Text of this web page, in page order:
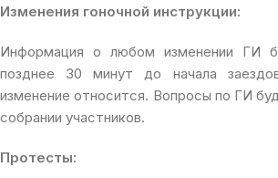
Изменения гоночной инструкции:
Информация о любом изменении ГИ
позднее 30 минут до начала
изменение относится. Вопросы по ГИ
собрании участников.
Протесты: